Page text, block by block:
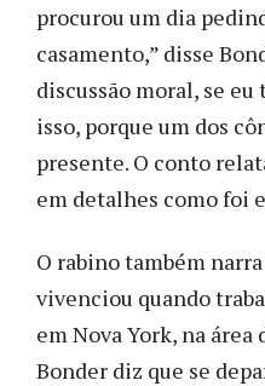
procurou um dia
casamento,” disse
discussão moral, se
isso, porque um dos
presente. O conto
em detalhes como foi
O rabino também
vivenciou quando
em Nova York, na
Bonder diz que se